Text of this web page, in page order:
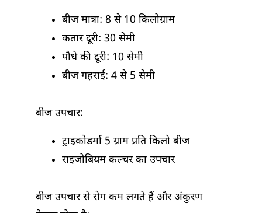
बीज मात्रा: 8 से 10 किलोग्राम
कतार दूरी: 30 सेमी
पौधे की दूरी: 10 सेमी
बीज गहराई: 4 से 5 सेमी
बीज उपचार:
ट्राइकोडर्मा 5 ग्राम प्रति किलो बीज
राइजोबियम कल्चर का उपचार
बीज उपचार से रोग कम लगते हैं और अंकुरण